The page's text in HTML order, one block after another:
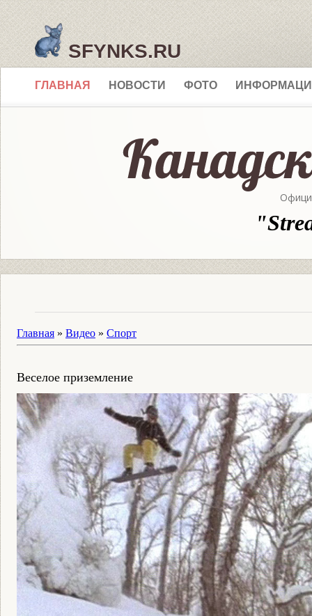
SFYNKS.RU
ГЛАВНАЯ НОВОСТИ ФОТО
Главная » Видео » Спорт
Веселое приземление